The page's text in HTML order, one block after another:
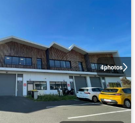
4photos